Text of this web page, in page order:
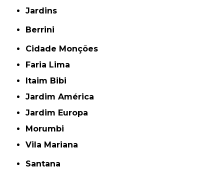
Jardins
Berrini
Cidade Monções
Faria Lima
Itaim Bibi
Jardim América
Jardim Europa
Morumbi
Vila Mariana
Santana